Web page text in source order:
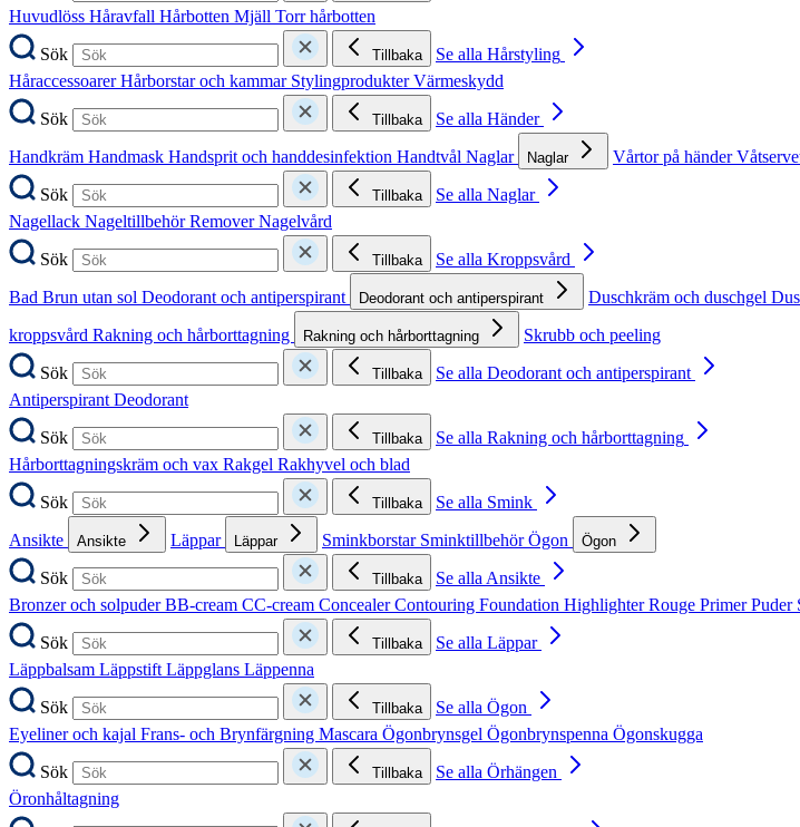
Huvudlöss Håravfall Hårbotten Mjäll Torr hårbotten
Sök
Tillbaka
Se alla Hårstyling
HåraccessoarerHårborstar och kammar StylingprodukterVärmeskydd
Sök
Tillbaka
Se alla Händer
Handkräm Handmask Handsprit och handdesinfektion Handtvål Naglar Naglar Vårtor på händer
Sök
Tillbaka
Se alla Naglar
Nagellack NageltillbehörRemoverNagelvård
Sök
Tillbaka
Se alla Kroppsvård
Bad Brun utan sol Deodorant och antiperspirant Deodorant och antiperspirant Duschkräm och duschgel
kroppsvård Rakning och hårborttagning Rakning och hårborttagning
Skrubb och peeling
Sök
Tillbaka
Se alla Deodorant och antiperspirant
Antiperspirant Deodorant
Sök
Tillbaka
Se alla Rakning och hårborttagning
Hårborttagningskräm och vax Rakgel Rakhyvel och blad
Sök
Tillbaka
Se alla Smink
Ansikte
Ansikte Läppar Läppar Sminkborstar SminktillbehörÖgon Ögon
Sök Tillbaka
Se alla Ansikte
Bronzer och solpuderBB-cream CC-cream ConcealerContouring Foundation HighlighterRouge PrimerPuder
Sök
Tillbaka
Se alla Läppar
Läppbalsam Läppstift Läppglans Läppenna
Sök
Tillbaka
Se alla Ögon
Eyeliner och kajal Frans- och Brynfärgning Mascara Ögonbrynsgel Ögonbrynspenna Ögonskugga
Sök
Tillbaka
Se alla Örhängen
Öronhåltagning